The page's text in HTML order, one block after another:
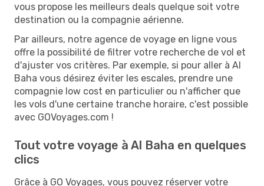
vous propose les meilleurs deals quelque soit votre
destination ou la compagnie aérienne.
Par ailleurs, notre agence de voyage en ligne vous
offre la possibilité de filtrer votre recherche de vol et
d'ajuster vos critères. Par exemple, si pour aller à Al
Baha vous désirez éviter les escales, prendre une
compagnie low cost en particulier ou n'afficher que
les vols d'une certaine tranche horaire, c'est possible
avec GOVoyages.com !
Tout votre voyage à Al Baha en quelques
clics
Grâce à GO Voyages, vous pouvez réserver votre